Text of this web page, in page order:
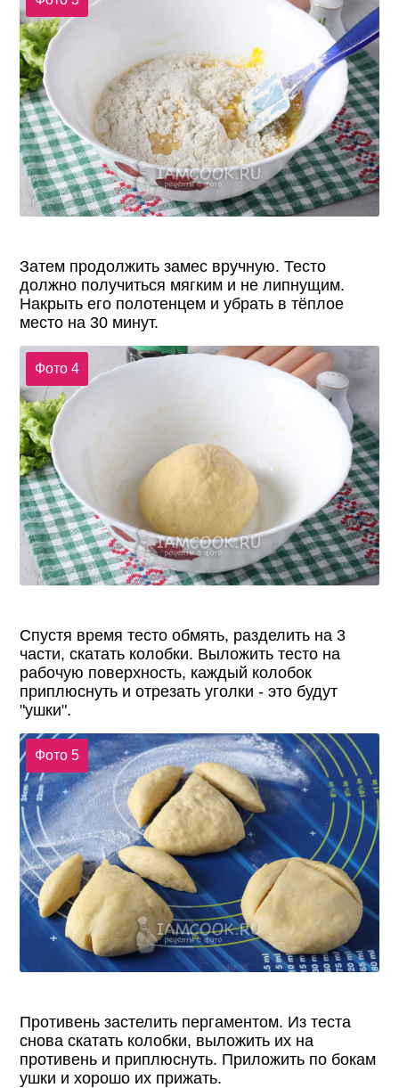
Затем продолжить замес вручную. Тесто
должно получиться мягким и не липнущим.
Накрыть его полотенцем и убрать в тёплое
место на 30 минут.
Фото 4
Спустя время тесто обмять, разделить на 3
части, скатать колобки. Выложить тесто на
рабочую поверхность, каждый колобок
приплюснуть и отрезать уголки - это будут
"ушки".
Фото 5
Противень застелить пергаментом. Из теста
снова скатать колобки, выложить их на
противень и приплюснуть. Приложить по бокам
ушки и хорошо их прижать.